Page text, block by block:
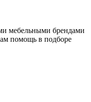
мебельными брендами
помощь в подборе